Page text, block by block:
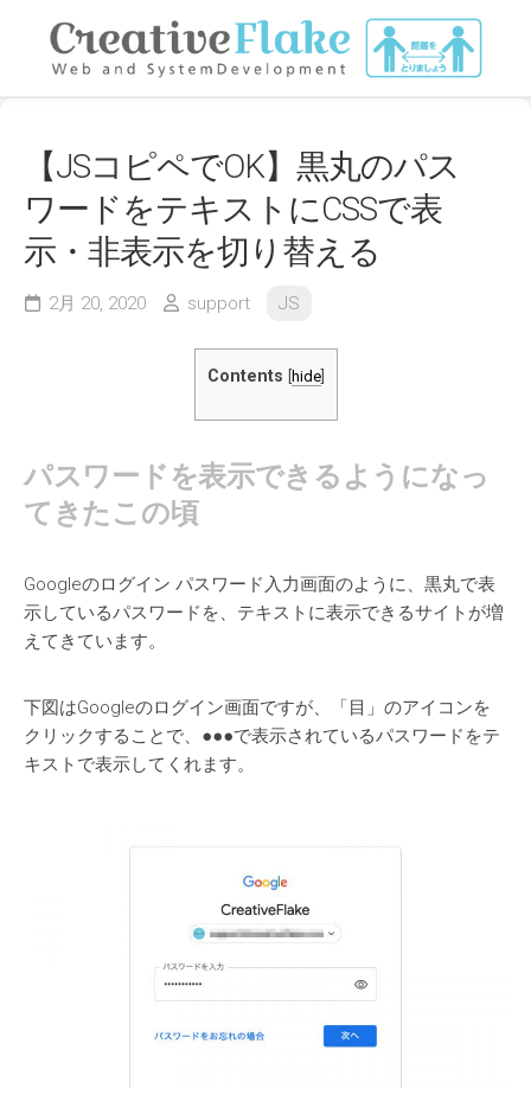
content
【JSコピペでOK】黒丸のパス
ワードをテキストにCSSで表
示・非表示を切り替える
2月 20, 2020 support JS
Contents hide]
パスワードを表示できるようになっ
てきたこの頃
Googleのログイン パスワード入力画面のように、黒丸で表
示しているパスワードを、テキストに表示できるサイトが増
えてきています。
下図はGoogleのログイン画面ですが、「目」のアイコンを
クリックすることで、●●●で表示されているパスワードをテ
キストで表示してくれます。